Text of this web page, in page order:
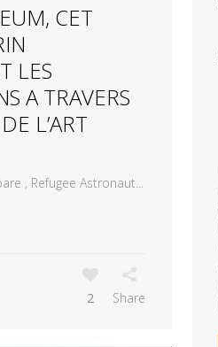
CET
LES
A TRAVERS
L’ART
, Refugee Astronaut...
2 Share